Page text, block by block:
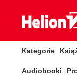
Kategorie
Audiobooki